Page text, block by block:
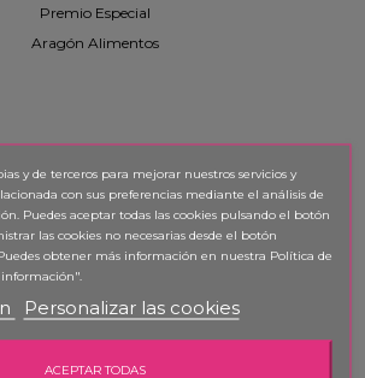
Premio Especial
Aragón Alimentos
Premio Innovación en
Producción Agroalimentaria
"Con mucho gusto"
y de terceros para mejorar nuestros servicios y
con sus preferencias mediante el análisis de
Puedes aceptar todas las cookies pulsando el botón
las cookies no necesarias desde el botón
obtener más información en nuestra Política de
Personalizar las cookies
ACEPTAR TODAS